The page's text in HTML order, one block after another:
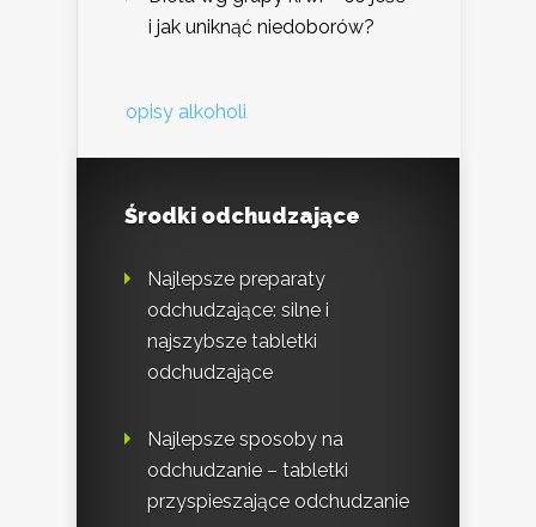
i jak uniknąć niedoborów?
opisy alkoholi
Środki odchudzające
Najlepsze preparaty
odchudzające: silne i
najszybsze tabletki
odchudzające
Najlepsze sposoby na
odchudzanie – tabletki
przyspieszające odchudzanie